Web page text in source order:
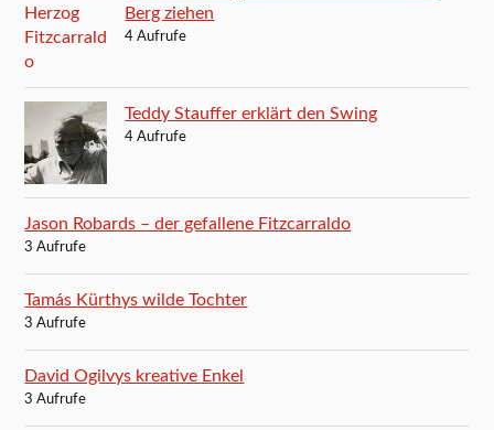
Berg ziehen
4 Aufrufe
Teddy Stauffer erklärt den Swing
4 Aufrufe
Jason Robards – der gefallene Fitzcarraldo
3 Aufrufe
Tamás Kürthys wilde Tochter
3 Aufrufe
David Ogilvys kreative Enkel
3 Aufrufe